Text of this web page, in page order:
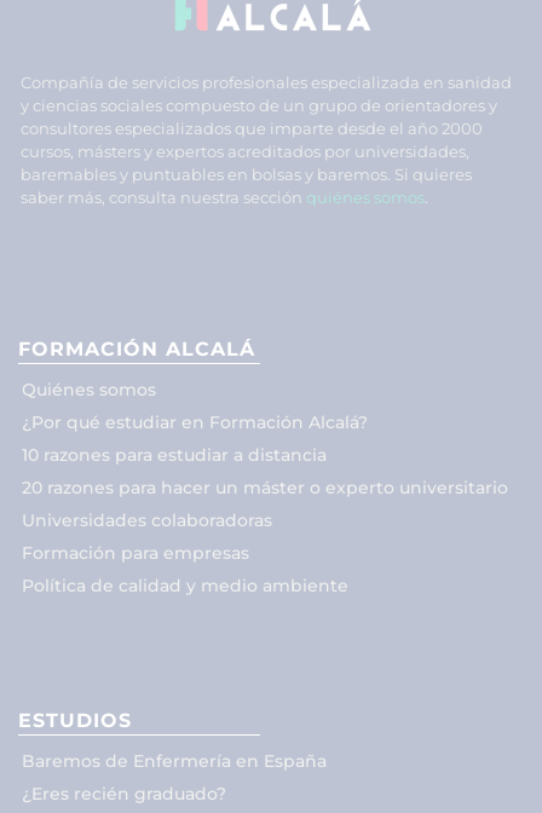
Compañía de servicios profesionales especializada en sanidad
y ciencias sociales compuesto de un grupo de orientadores y
consultores especializados que imparte desde el año 2000
cursos, másters y expertos acreditados por universidades,
baremables y puntuables en bolsas y baremos. Si quieres
saber más, consulta nuestra sección quiénes somos
FORMACIÓN ALCALÁ
Quiénes somos
¿Por qué estudiar en Formación Alcalá?
10 razones para estudiar a distancia
20 razones para hacer un máster o experto universitario
Universidades colaboradoras
Formación para empresas
Política de calidad y medio ambiente
ESTUDIOS
Baremos de Enfermería en España
¿Eres recién graduado?